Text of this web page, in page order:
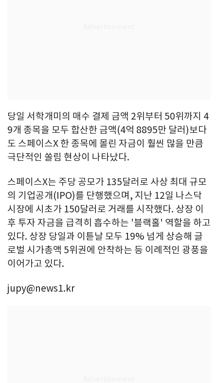
당일 서학개미의 매수 결제 금액 2위부터 50위까지 4
9개 종목을 모두 합산한 금액(4억 8895만 달러)보다
도 스페이스X 한 종목에 몰린 자금이 훨씬 많을 만큼
극단적인 쏠림 현상이 나타났다.
스페이스X는 주당 공모가 135달러로 사상 최대 규모
의 기업공개(IPO)를 단행했으며, 지난 12일 나스닥
시장에 시초가 150달러로 거래를 시작했다. 상장 이
후 투자 자금을 급격히 흡수하는 '블랙홀' 역할을 하고
있다. 상장 당일과 이튿날 모두 19% 넘게 상승해 글
로벌 시가총액 5위권에 안착하는 등 이례적인 광풍을
이어가고 있다.
jupy@news1.kr